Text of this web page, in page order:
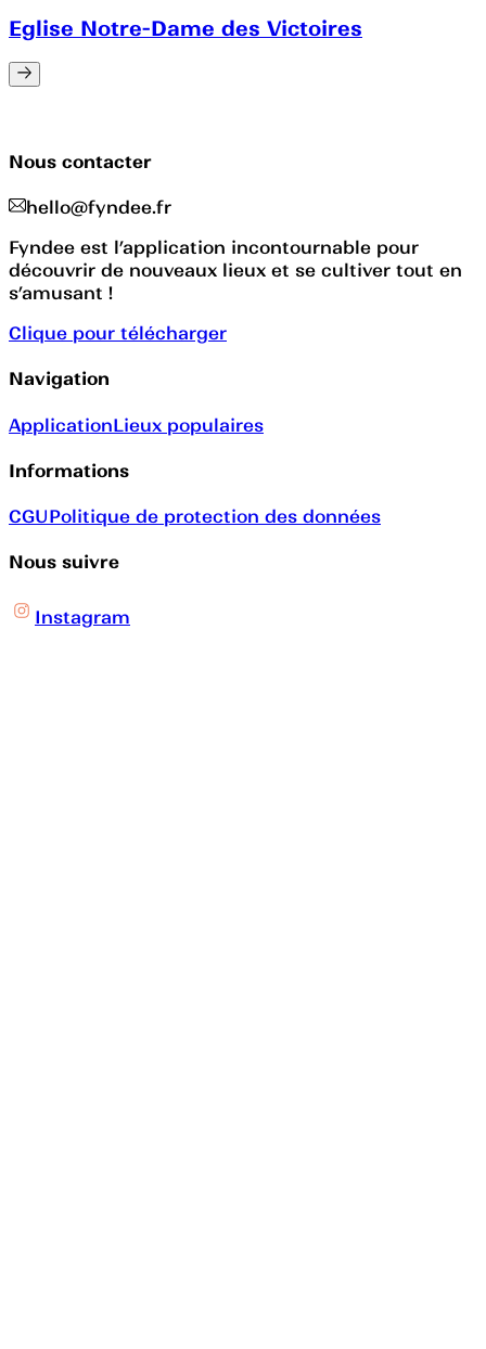
Eglise Notre-Dame des Victoires
Nous contacter
hello@fyndee.fr
Fyndee est l’application incontournable pour
découvrir de nouveaux lieux et se cultiver tout en
s’amusant !
Clique pour télécharger
Navigation
ApplicationLieux populaires
Informations
CGUPolitique de protection des données
Nous suivre
Instagram